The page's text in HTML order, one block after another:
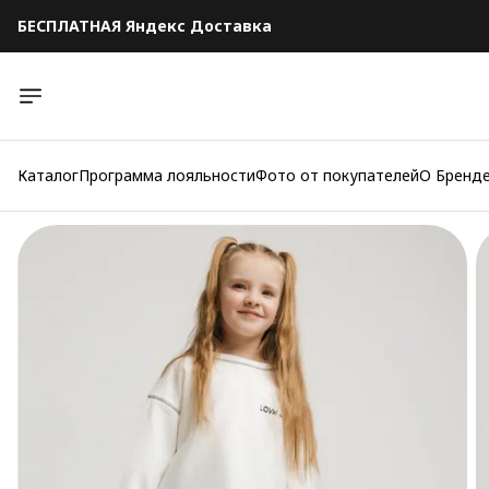
БЕСПЛАТНАЯ Яндекс Доставка
КаталогПрограмма лояльностиФото от покупателейО